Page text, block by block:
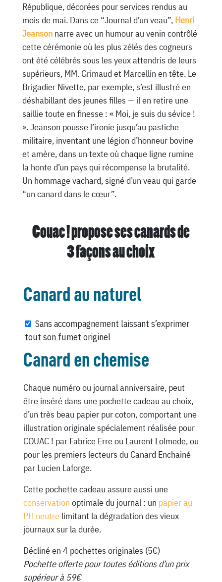
République, décorées pour services rendus au
mois de mai. Dans ce “Journal d’un veau”, Henri
Jeansonnarre avec un humour au venin contrôlé
cette cérémonie où les plus zélés des cogneurs
ont été célébrés sous les yeux attendris de leurs
supérieurs, MM. Grimaud et Marcellin en tête. Le
Brigadier Nivette, par exemple, s’est illustré en
déshabillant des jeunes filles — il en retire une
saillie toute en finesse : « Moi, je suis du sévice !
». Jeanson pousse l’ironie jusqu’au pastiche
militaire, inventant une légion d’honneur bovine
et amère, dans un texte où chaque ligne rumine
la honte d’un pays qui récompense la brutalité.
Un hommage vachard, signé d’un veau qui garde
“un canard dans le cœur”.
Couac ! propose ses canards de
3 façons au choix
Canard au naturel
Sans accompagnement laissant s’exprimer
tout son fumet originel
Canard en chemise
Chaque numéro ou journal anniversaire, peut
être inséré dans une pochette cadeau au choix,
d’un très beau papier pur coton, comportant une
illustration originale spécialement réalisée pour
COUAC ! par Fabrice Erre ou Laurent Lolmede, ou
pour les premiers lecteurs du Canard Enchainé
par Lucien Laforge.
Cette pochette cadeau assure aussi une
conservation optimale du journal : un papier au
PH neutrelimitant la dégradation des vieux
journaux sur la durée.
Décliné en 4 pochettes originales (5€)
Pochette offerte pour toutes éditions d’un prix
supérieur à 59€